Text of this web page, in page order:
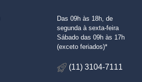
Das 09h às 18h, de
segunda à sexta-feira
Sábado das 09h às 17h
(exceto feriados)*
(11) 3104-7111